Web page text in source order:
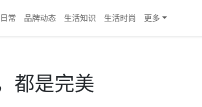
常 品牌动态 生活知识 生活时尚 更多
都是完美